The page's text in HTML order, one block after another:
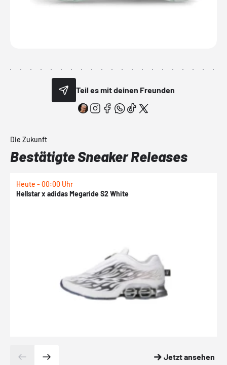
Teil es mit deinen Freunden
Die Zukunft
Bestätigte Sneaker Releases
Heute - 00:00 Uhr
Hellstar x adidas Megaride S2 White
Jetzt ansehen